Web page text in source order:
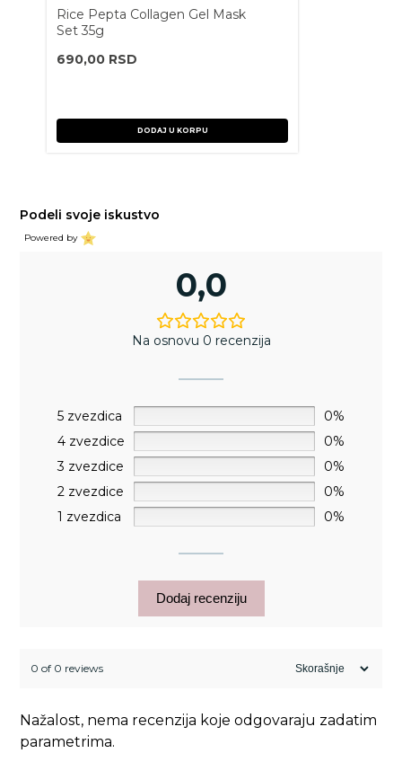
Rice Pepta Collagen Gel Mask
Set 35g
690,00 RSD
DODAJ U KORPU
Podeli svoje iskustvo
Powered by
0,0
Na osnovu 0 recenzija
5 zvezdica
0%
4 zvezdice
0%
3 zvezdice
0%
2 zvezdice
0%
1 zvezdica
0%
Dodaj recenziju
0 of 0 reviews
Nažalost, nema recenzija koje odgovaraju zadatim
parametrima.